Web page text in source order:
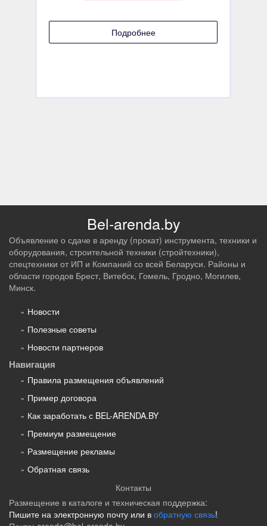
Подробнее
Bel-arenda.by
Объявление о сдаче в аренду (прокат) инструмента, техники и
оборудования, строительной техники (стройтехники),
спецтехники от ИП и Компаний со всей Беларуси. Районы и
области городов Брест, Витебск, Гомель, Гродно, Могилев,
Минск.
Новости
Полезные советы
Новости партнеров
Навигация
Правила размещения объявлений
Пример договора
Как заработать с BEL-ARENDA.BY
Премиум размещение
Размещение рекламы
Обратная связь
Контакты
Размещение в каталоге и техническая поддержка:
Пишите на электронную почту или в обратную связь!